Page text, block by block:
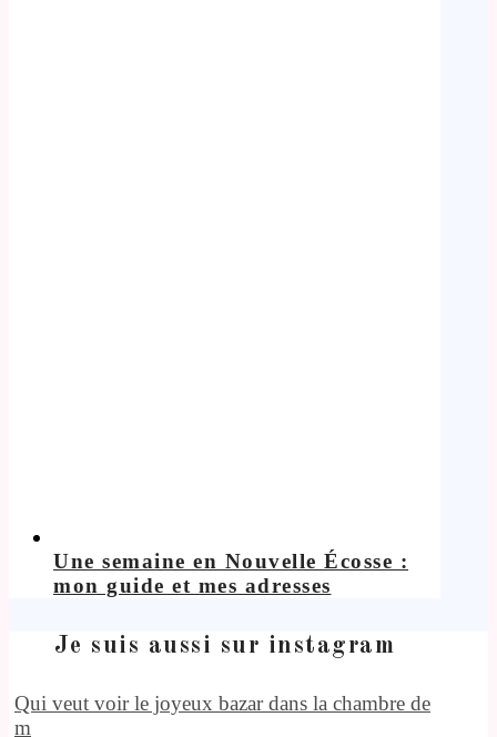
Une semaine en Nouvelle Écosse :
mon guide et mes adresses
Je suis aussi sur instagram
Qui veut voir le joyeux bazar dans la chambre de
m